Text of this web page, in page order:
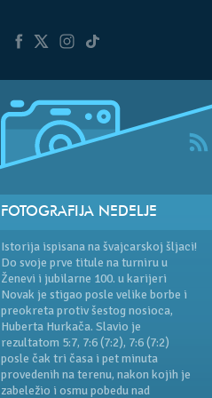
FOTOGRAFIJA NEDELJE
Istorija ispisana na švajcarskoj šljaci!
Do svoje prve titule na turniru u
Ženevi i jubilarne 100. u karijeri
Novak je stigao posle velike borbe i
preokreta protiv šestog nosioca,
Huberta Hurkača. Slavio je
rezultatom 5:7, 7:6 (7:2), 7:6 (7:2)
posle čak tri časa i pet minuta
provedenih na terenu, nakon kojih je
zabeležio i osmu pobedu nad